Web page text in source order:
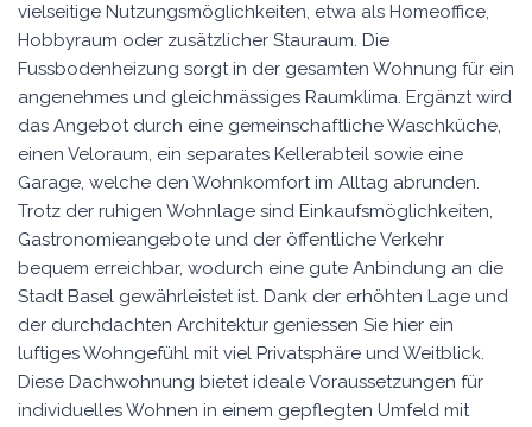
vielseitige Nutzungsmöglichkeiten, etwa als Homeoffice,
Hobbyraum oder zusätzlicher Stauraum. Die
Fussbodenheizung sorgt in der gesamten Wohnung für ein
angenehmes und gleichmässiges Raumklima. Ergänzt wird
das Angebot durch eine gemeinschaftliche Waschküche,
einen Veloraum, ein separates Kellerabteil sowie eine
Garage, welche den Wohnkomfort im Alltag abrunden.
Trotz der ruhigen Wohnlage sind Einkaufsmöglichkeiten,
Gastronomieangebote und der öffentliche Verkehr
bequem erreichbar, wodurch eine gute Anbindung an die
Stadt Basel gewährleistet ist. Dank der erhöhten Lage und
der durchdachten Architektur geniessen Sie hier ein
luftiges Wohngefühl mit viel Privatsphäre und Weitblick.
Diese Dachwohnung bietet ideale Voraussetzungen für
individuelles Wohnen in einem gepflegten Umfeld mit